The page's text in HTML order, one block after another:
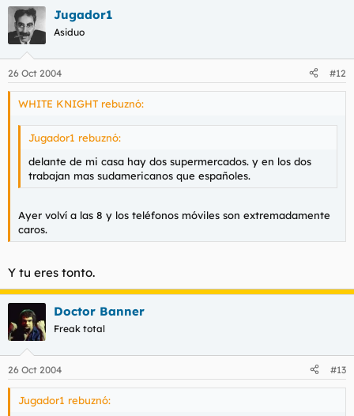
Jugador1
Asiduo
26 Oct 2004 #12
WHITE KNIGHT rebuznó:
Jugador1 rebuznó:
delante de mi casa hay dos supermercados. y en los dos
trabajan mas sudamericanos que españoles.
Ayer volví a las 8 y los teléfonos móviles son extremadamente
caros.
Y tu eres tonto.
Doctor Banner
Freak total
26 Oct 2004 #13
Jugador1 rebuznó: